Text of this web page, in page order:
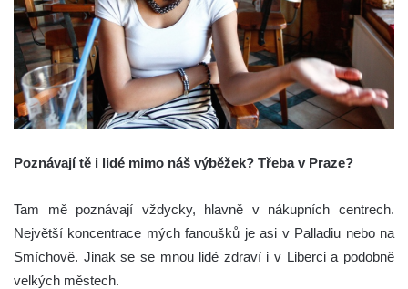
Poznávají tě i lidé mimo náš výběžek? Třeba v Praze?
Tam mě poznávají vždycky, hlavně v nákupních centrech.
Největší koncentrace mých fanoušků je asi v Palladiu nebo na
Smíchově. Jinak se se mnou lidé zdraví i v Liberci a podobně
velkých městech.